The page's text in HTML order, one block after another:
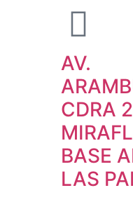
AV.
CDRA
BASE
LAS